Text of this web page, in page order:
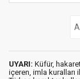
UYARI: Küfür,
içeren, imla kuralları